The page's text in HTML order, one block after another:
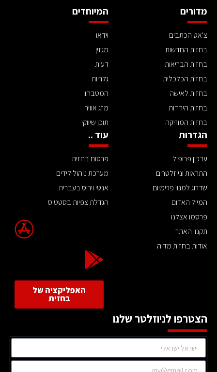
מדורים
צ'אט הכתבים
בחזית החדשות
בחזית הבריאות
בחזית הכלכלית
בחזית לאישה
בחזית היהדות
בחזית המוזיקה
המיוחדים
וידאו
מגזין
דעות
גלריות
המטבחון
מזג אוויר
תוכן שיווקי
הגדרות
עדכון פרופיל
התראות וניוזלטרים
שדרוג למנוי פרימיום
המייל האדום
פרסמו אצלנו
תקנון האתר
אודות בחזית מדיה
עוד ..
פרסום בחזית
מערכת ניהול לידים
אנטי וירוס בעברית
הגדלת צפיות בסטטוס
האפליקציה של
בחזית
הצטרפו לניוזלטר שלנו